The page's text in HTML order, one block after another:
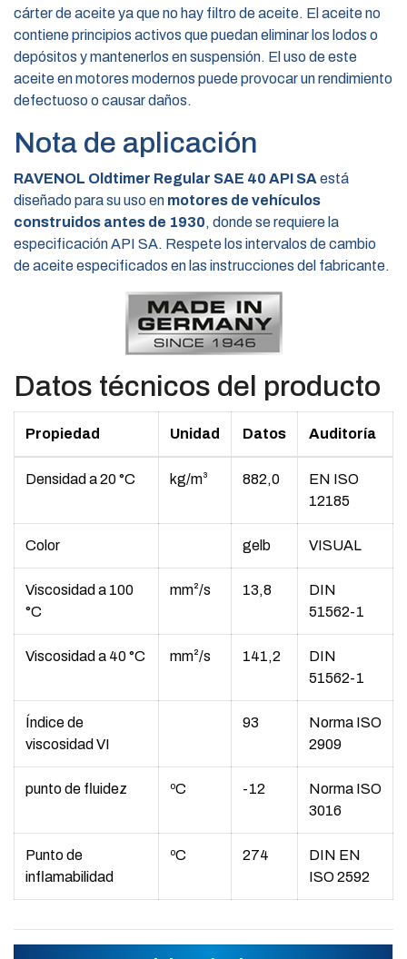
cárter de aceite ya que no hay filtro de aceite. El aceite no
contiene principios activos que puedan eliminar los lodos o
depósitos y mantenerlos en suspensión. El uso de este
aceite en motores modernos puede provocar un rendimiento
defectuoso o causar daños.
Nota de aplicación
RAVENOL Oldtimer Regular SAE 40 API SA está
diseñado para su uso en motores de vehículos
construidos antes de 1930, donde se requiere la
especificación API SA. Respete los intervalos de cambio
de aceite especificados en las instrucciones del fabricante.
Datos técnicos del producto
Propiedad Unidad Datos Auditoría
Densidad a 20 °C kg/m³ 882,0
EN ISO
12185
Color gelb VISUAL
Viscosidad a 100
°C
mm²/s 13,8
DIN
51562-1
Viscosidad a 40 °C mm²/s 141,2
DIN
51562-1
Índice de
viscosidad VI
93
Norma ISO
2909
punto de fluidez ºC -12
Norma ISO
3016
Punto de
inflamabilidad
ºC 274
DIN EN
ISO 2592